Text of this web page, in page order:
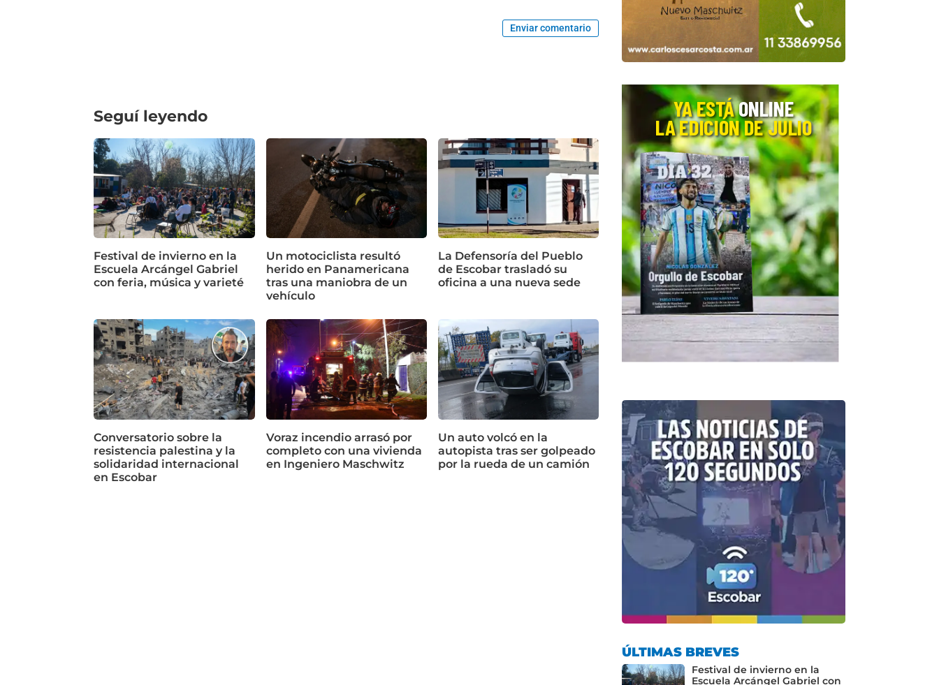
Enviar comentario
Seguí leyendo
Festival de invierno en la
Escuela Arcángel Gabriel
con feria, música y varieté
Un motociclista resultó
herido en Panamericana
tras una maniobra de un
vehículo
La Defensoría del Pueblo
de Escobar trasladó su
oficina a una nueva sede
Conversatorio sobre la
resistencia palestina y la
solidaridad internacional
en Escobar
Voraz incendio arrasó por
completo con una vivienda
en Ingeniero Maschwitz
Un auto volcó en la
autopista tras ser golpeado
por la rueda de un camión
ÚLTIMAS BREVES
Festival de invierno en la
Escuela Arcángel Gabriel con